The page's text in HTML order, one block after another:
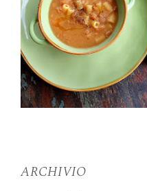
ARCHIVIO